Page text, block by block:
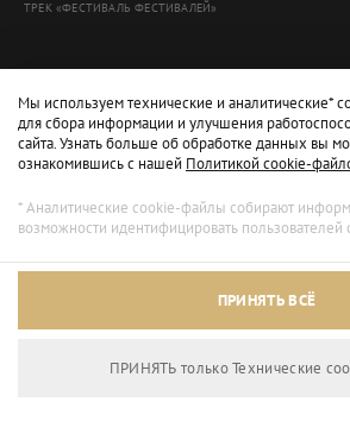
Архивный
ТРЕК «ФЕСТИВАЛЬ ФЕСТИВАЛЕЙ»
Мы используем технические и аналитические*
для сбора информации и улучшения
сайта. Узнать больше об обработке данных вы
ознакомившись с нашей Политикой cookie-
* Аналитические cookie-файлы собирают
возможности идентифицировать пользователей
ПРИНЯТЬ ВСЁ
ПРИНЯТЬ только Технические